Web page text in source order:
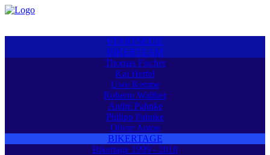
STARTSEITE
BIKERTEAM
Thomas Fischer
Kai Hertel
Uwe Kempe
Roberto Walther
André Pahnke
Philipp Pahnke
Oliver Anton
BIKERTAGE
Bikertage 1999 - 2010